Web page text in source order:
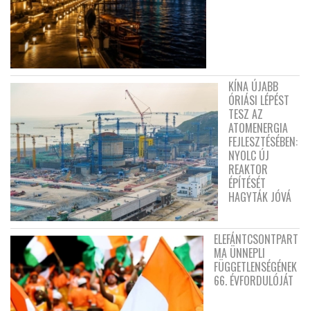
KÍNA ÚJABB
ÓRIÁSI LÉPÉST
TESZ AZ
ATOMENERGIA
FEJLESZTÉSÉBEN:
NYOLC ÚJ
REAKTOR
ÉPÍTÉSÉT
HAGYTÁK JÓVÁ
ELEFÁNTCSONTPART
MA ÜNNEPLI
FÜGGETLENSÉGÉNEK
66. ÉVFORDULÓJÁT